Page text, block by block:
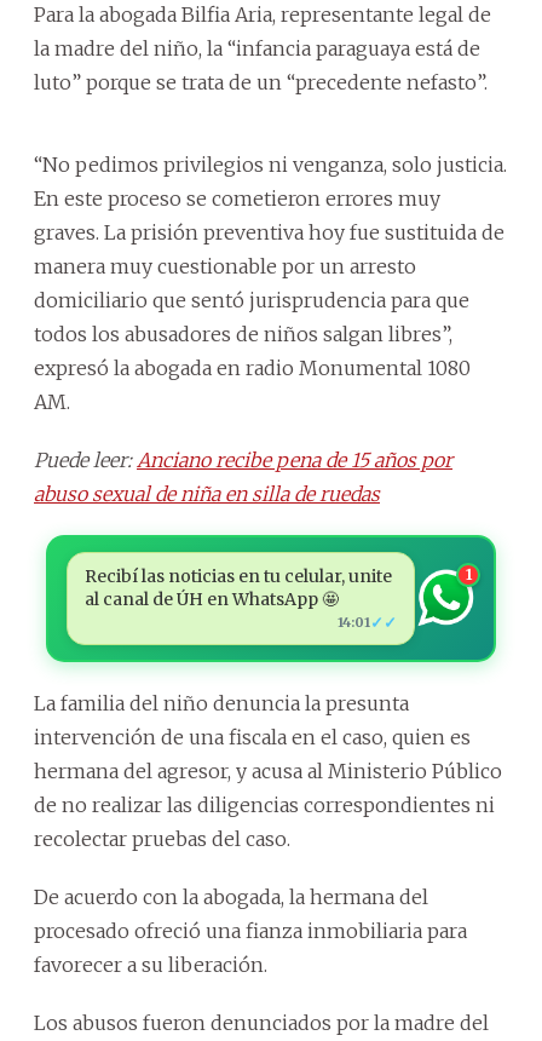
Para la abogada Bilfia Aria, representante legal de
la madre del niño, la “infancia paraguaya está de
luto” porque se trata de un “precedente nefasto”.
“No pedimos privilegios ni venganza, solo justicia.
En este proceso se cometieron errores muy
graves. La prisión preventiva hoy fue sustituida de
manera muy cuestionable por un arresto
domiciliario que sentó jurisprudencia para que
todos los abusadores de niños salgan libres”,
expresó la abogada en radio Monumental 1080
AM.
Puede leer: Anciano recibe pena de 15 años por
abuso sexual de niña en silla de ruedas
Recibí las noticias en tu celular, unite
al canal de ÚH en WhatsApp 🤩
14:01 ✓✓
1
La familia del niño denuncia la presunta
intervención de una fiscala en el caso, quien es
hermana del agresor, y acusa al Ministerio Público
de no realizar las diligencias correspondientes ni
recolectar pruebas del caso.
De acuerdo con la abogada, la hermana del
procesado ofreció una fianza inmobiliaria para
favorecer a su liberación.
Los abusos fueron denunciados por la madre del